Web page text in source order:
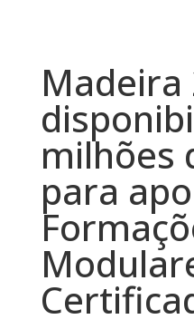
Madeira
milhões
para